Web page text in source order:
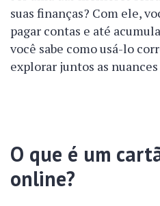
suas finanças? Com ele,
pagar contas e até
você sabe como usá-lo
explorar juntos as
O que é um
online?